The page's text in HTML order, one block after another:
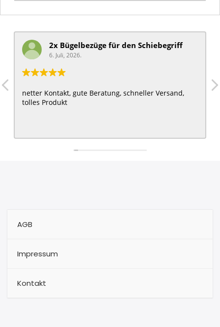
2x Bügelbezüge für ​den Schiebegriff
6. Juli, 2026.
netter Kontakt, gute Beratung, schneller Versand,
tolles Produkt
AGB
Impressum
Kontakt